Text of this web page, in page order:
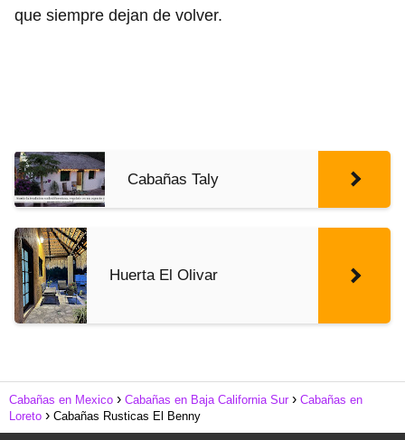
que siempre dejan de volver.
Cabañas Taly
Huerta El Olivar
Cabañas en Mexico Cabañas en Baja California Sur
Cabañas en
Loreto
Cabañas Rusticas El Benny